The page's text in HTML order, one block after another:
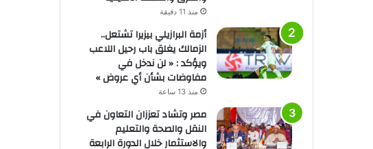
منذ 11 دقيقة
أزمة البرازيلي بيزيرا تشتعل..
الزمالك يغلق باب رحيل اللاعب
ويؤكد : « لن ندخل في
مفاوضات بشأن أي عروض »
منذ 13 ساعة
مصر وتشاد تعززان التعاون في
النقل والصحة والتعليم
والاستثمار خلال الدورة الرابعة